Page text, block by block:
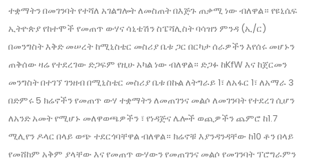
ተቋማትን በመገንባት የተሻለ አገልግሎት ለመስጠት በእጅጉ ጠቃሚ ነው ብለዋል። የዩኒሴፍ
ኢትዮጵያ የከተሞች የመጠጥ ውሃና ሳኒቴሽን ስፔሻሊስት ባሳዝን ምንዳ (ኢ/ር)
በመንግስት እቅድ መሠረት ከሚኒስቴር መስሪያ ቤቱ ጋር በርካታ ሰራዎችን እየሰሩ መሆኑን
ጠቅሰው ዛሬ የተደረገው ድጋፍም የዚሁ አካል ነው ብለዋል። ድጋፉ ከKfW እና ከጀርመን
መንግስት በተገኘ ገንዘብ በሚኒስቴር መስሪያ ቤቱ በኩል ለትግራይ 1፣ ለአፋር 1፣ ለአማራ 3
በድምሩ 5 ክሬኖችን የመጠጥ ውሃ ተቋማትን ለመጠገንና መልሶ ለመገንባት የተደረገ ሲሆን
ለአንድ አመት የሚሆኑ መለዋወጫዎችን ፣ የነዳጅና ሌሎች ወጪዎችን ጨምሮ ከ1.7
ሚሊየን ዶላር በላይ ወጭ ተደርጎባቸዋል ብለዋል። ክሬኖቹ እያንዳንዳቸው ከ10 ቶን በላይ
የመሸከም አቅም ያላቸው እና የመጠጥ ውሃውን የመጠገንና መልሶ የመገንባት ፕሮግራምን